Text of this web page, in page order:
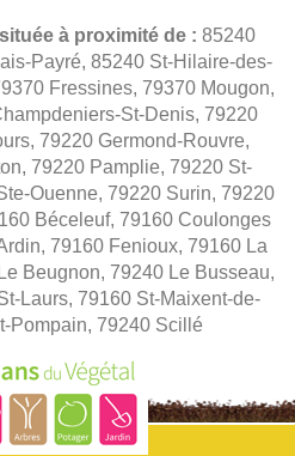
à proximité de : 85240
Payré, 85240 St-Hilaire-des-
Fressines, 79370 Mougon,
St-Denis, 79220
79220 Germond-Rouvre,
79220 Pamplie, 79220 St-
Ouenne, 79220 Surin, 79220
Béceleuf, 79160 Coulonges
79160 Fenioux, 79160 La
Beugnon, 79240 Le Busseau,
Laurs, 79160 St-Maixent-de-
Pompain, 79240 Scillé